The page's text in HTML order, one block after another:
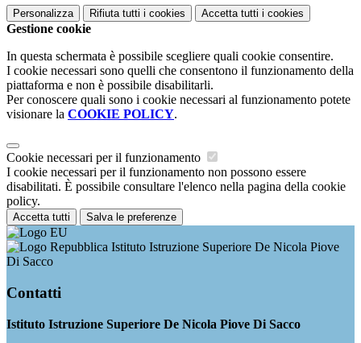
Personalizza Rifiuta tutti i cookies Accetta tutti i cookies
Gestione cookie
In questa schermata è possibile scegliere quali cookie consentire.
I cookie necessari sono quelli che consentono il funzionamento della
piattaforma e non è possibile disabilitarli.
Per conoscere quali sono i cookie necessari al funzionamento potete
visionare la COOKIE POLICY.
Cookie necessari per il funzionamento
I cookie necessari per il funzionamento non possono essere
disabilitati. È possibile consultare l'elenco nella pagina della cookie
policy.
Accetta tutti Salva le preferenze
Istituto Istruzione Superiore De Nicola Piove
Di Sacco
Contatti
Istituto Istruzione Superiore De Nicola Piove Di Sacco